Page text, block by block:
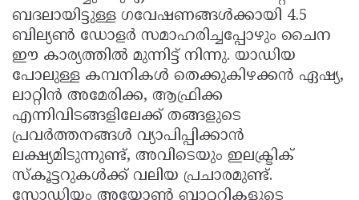
ബദലായിട്ടുള്ള ഗവേഷണങ്ങൾക്കായി 4.5
ബില്യൺ ഡോളർ സമാഹരിച്ചപ്പോഴും ചൈന
ഈ കാര്യത്തിൽ മുന്നിട്ട് നിന്നു. യാഡിയ
പോലുള്ള കമ്പനികൾ തെക്കുകിഴക്കൻ ഏഷ്യ,
ലാറ്റിൻ അമേരിക്ക, ആഫ്രിക്ക
എന്നിവിടങ്ങളിലേക്ക് തങ്ങളുടെ
പ്രവർത്തനങ്ങൾ വ്യാപിപ്പിക്കാൻ
ലക്ഷ്യമിടുന്നുണ്ട്, അവിടെയും ഇലക്ട്രിക്
സ്കൂട്ടറുകൾക്ക് വലിയ പ്രചാരമുണ്ട്.